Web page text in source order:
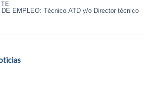
DE EMPLEO: Técnico ATD y/o Director técnico